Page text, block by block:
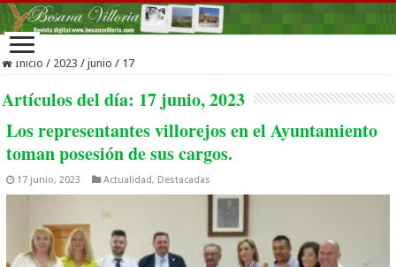
Inicio / 2023 / junio / 17
Artículos del día: 17 junio, 2023
Los representantes villorejos en el Ayuntamiento
toman posesión de sus cargos.
17 junio, 2023 Actualidad, Destacadas